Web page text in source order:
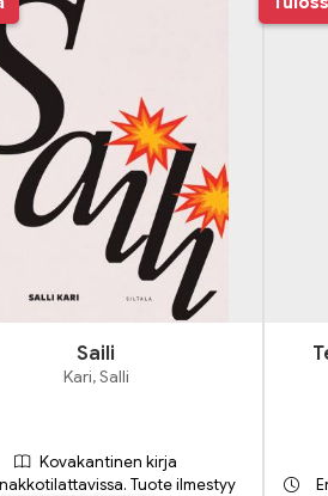
Saili
Kari, Salli
Kovakantinen kirja
Tuote ilmestyy